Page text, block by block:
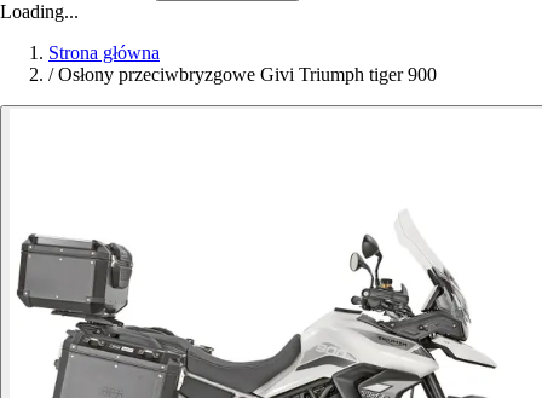
Loading...
Strona główna
/ Osłony przeciwbryzgowe Givi Triumph tiger 900